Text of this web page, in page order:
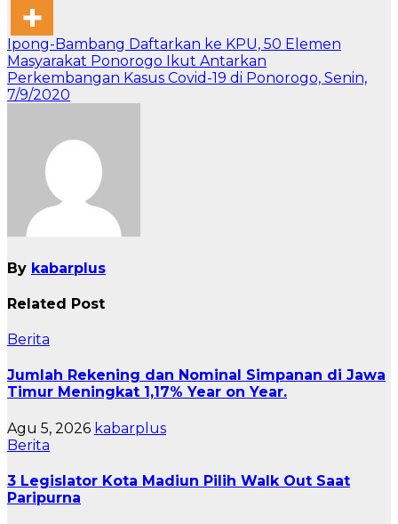
Navigasi
pos
Ipong-Bambang Daftarkan ke KPU, 50 Elemen
Masyarakat Ponorogo Ikut Antarkan
Perkembangan Kasus Covid-19 di Ponorogo, Senin,
7/9/2020
By kabarplus
Related Post
Berita
Jumlah Rekening dan Nominal Simpanan di Jawa
Timur Meningkat 1,17% Year on Year.
Agu 5, 2026 kabarplus
Berita
3 Legislator Kota Madiun Pilih Walk Out Saat
Paripurna